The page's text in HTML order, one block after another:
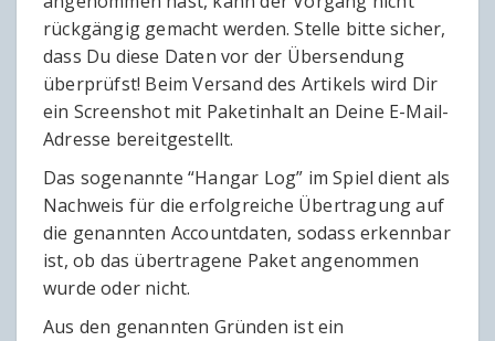
rückgängig gemacht werden. Stelle bitte sicher,
dass Du diese Daten vor der Übersendung
überprüfst! Beim Versand des Artikels wird Dir
ein Screenshot mit Paketinhalt an Deine E-Mail-
Adresse bereitgestellt.
Das sogenannte “Hangar Log” im Spiel dient als
Nachweis für die erfolgreiche Übertragung auf
die genannten Accountdaten, sodass erkennbar
ist, ob das übertragene Paket angenommen
wurde oder nicht.
Aus den genannten Gründen ist ein